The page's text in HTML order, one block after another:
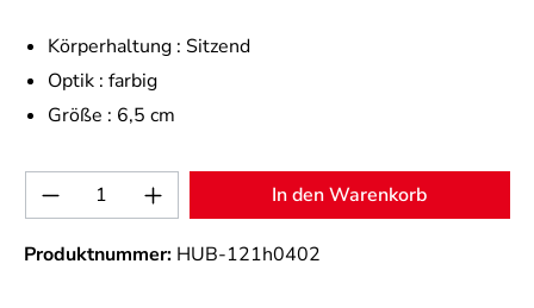
Körperhaltung : Sitzend
Optik : farbig
Größe : 6,5 cm
Produkt Anzahl: Gib den gewünschten
In den Warenkorb
Produktnummer: HUB-121h0402